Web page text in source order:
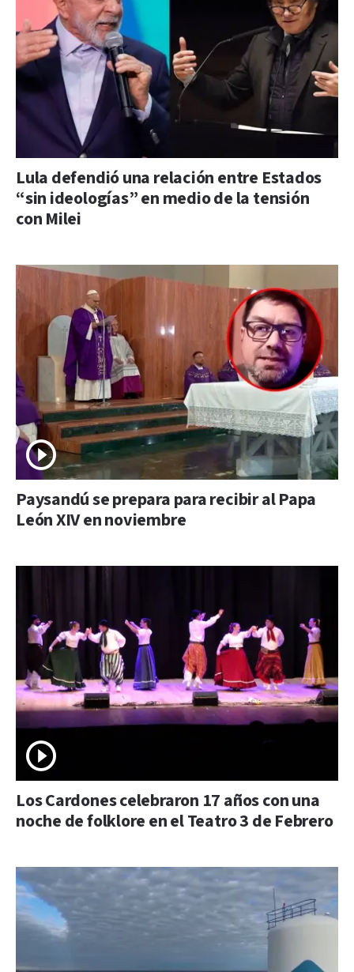
Lula defendió una relación entre Estados
“sin ideologías” en medio de la tensión
con Milei
Paysandú se prepara para recibir al Papa
León XIV en noviembre
Los Cardones celebraron 17 años con una
noche de folklore en el Teatro 3 de Febrero